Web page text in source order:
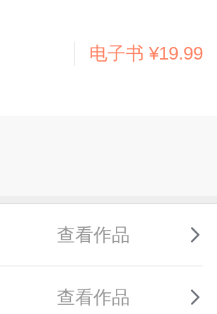
电子书 ¥19.99
查看作品
查看作品